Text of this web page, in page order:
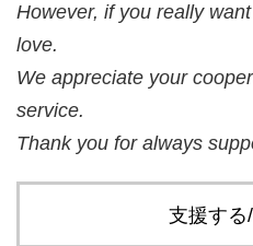
However, if you really
love.
We appreciate your
service.
Thank you for always
支援する